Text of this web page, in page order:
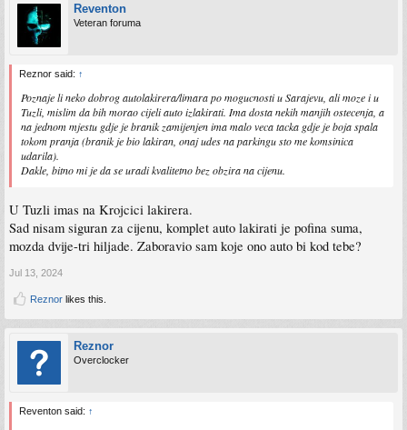
Reventon
Veteran foruma
Reznor said: ↑
Poznaje li neko dobrog autolakirera/limara po mogucnosti u Sarajevu, ali moze i u
Tuzli, mislim da bih morao cijeli auto izlakirati. Ima dosta nekih manjih ostecenja, a
na jednom mjestu gdje je branik zamijenjen ima malo veca tacka gdje je boja spala
tokom pranja (branik je bio lakiran, onaj udes na parkingu sto me komsinica
udarila).
Dakle, bitno mi je da se uradi kvalitetno bez obzira na cijenu.
U Tuzli imas na Krojcici lakirera.
Sad nisam siguran za cijenu, komplet auto lakirati je pofina suma,
mozda dvije-tri hiljade. Zaboravio sam koje ono auto bi kod tebe?
Jul 13, 2024
Reznor likes this.
Reznor
Overclocker
Reventon said: ↑